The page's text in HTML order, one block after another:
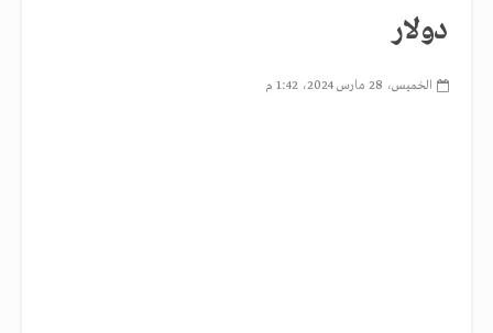
دولار
الخميس، 28 مارس 2024، 1:42 م